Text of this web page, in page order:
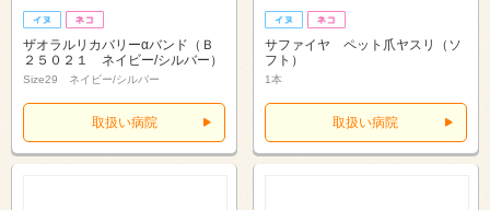
ザオラルリカバリーαバンド（Ｂ
２５０２１ ネイビー/シルバー）
Size29 ネイビー/シルバー
取扱い病院
サファイヤ ペット爪ヤスリ（ソ
フト）
1本
取扱い病院